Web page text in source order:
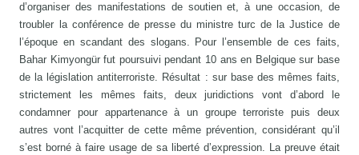
d’organiser des manifestations de soutien et, à une occasion, de
troubler la conférence de presse du ministre turc de la Justice de
l’époque en scandant des slogans. Pour l’ensemble de ces faits,
Bahar Kimyongür fut poursuivi pendant 10 ans en Belgique sur base
de la législation antiterroriste. Résultat : sur base des mêmes faits,
strictement les mêmes faits, deux juridictions vont d’abord le
condamner pour appartenance à un groupe terroriste puis deux
autres vont l’acquitter de cette même prévention, considérant qu’il
s’est borné à faire usage de sa liberté d’expression. La preuve était